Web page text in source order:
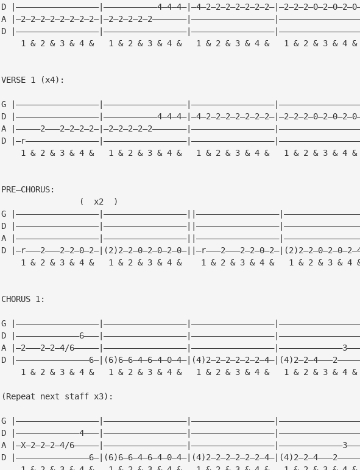
D
A
D
1 & 2 & 3 & 4 &   1 & 2 & 3 & 4 &   1 & 2 & 3 & 4 &   1 & 2 & 3 & 4
VERSE 1 (x4):
G
D
A
D
    1 & 2 & 3 & 4 &   1 & 2 & 3 & 4 &   1 & 2 & 3 & 4 &   1 & 2 & 3 & 4 &
PRE—CHORUS:
                (  x2  )
G
D
A
D
1 & 2 & 3 & 4 &   1 & 2 & 3 & 4 &    1 & 2 & 3 & 4 &   1 & 2 & 3 & 4
CHORUS 1:
G
D
A |—2———2—2—4/
D
    1 & 2 & 3 & 4 &   1 & 2 & 3 & 4 &   1 & 2 & 3 & 4 &   1 & 2 & 3 & 4 &
(Repeat next staff x3):
G
D
A |—X—2—2—2—4/
D